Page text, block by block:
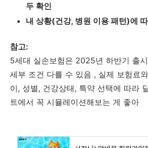
두 확인
내 상황(건강, 병원 이용 패턴)에
참고:
5세대 실손보험은 2025년 하반기 출
세부 조건 다를 수 있음 , 실제 보험료
이, 성별, 건강상태, 특약 선택에 따라
트에서 꼭 시뮬레이션해보는 게 좋아